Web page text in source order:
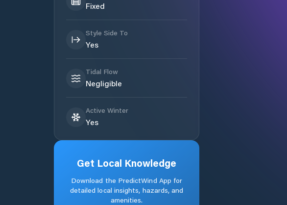
Fixed
Style Side To
Yes
Tidal Flow
Negligible
Active Winter
Yes
Get Local Knowledge
Download the PredictWind App for
detailed local insights, hazards, and
amenities.